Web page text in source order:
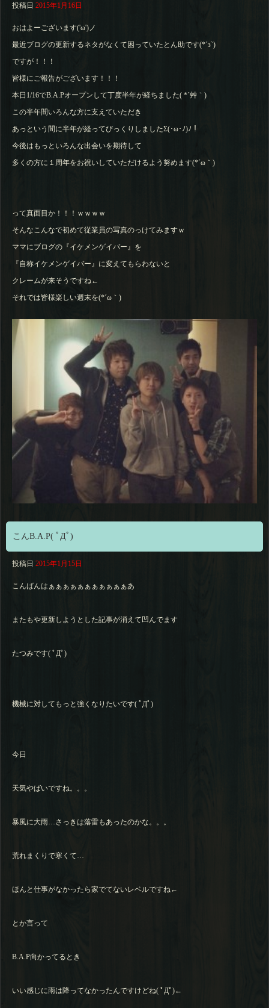
投稿日 2015年1月16日
おはよーございます('ω')ノ
最近ブログの更新するネタがなくて困っていたとん助です(*´з`)
ですが！！！
皆様にご報告がございます！！！
本日1/16でB.A.Pオープンして丁度半年が経ちました( *´艸｀)
この半年間いろんな方に支えていただき
あっという間に半年が経ってびっくりしましたΣ(･ω･ﾉ)ﾉ！
今後はもっといろんな出会いを期待して
多くの方に１周年をお祝いしていただけるよう努めます(*´ω｀)
って真面目か！！！ｗｗｗｗ
そんなこんなで初めて従業員の写真のっけてみますｗ
ママにブログの『イケメンゲイバー』を
『自称イケメンゲイバー』に変えてもらわないと
クレームが来そうですね←
それでは皆様楽しい週末を(*´ω｀)
こんB.A.P( ﾟДﾟ)
投稿日 2015年1月15日
こんばんはぁぁぁぁぁぁぁぁぁぁぁあ
またもや更新しようとした記事が消えて凹んでます
たつみです( ﾟДﾟ)
機械に対してもっと強くなりたいです( ﾟДﾟ)
今日
天気やばいですね。。。
暴風に大雨…さっきは落雷もあったのかな。。。
荒れまくりで寒くて…
ほんと仕事がなかったら家でてないレベルですね←
とか言って
B.A.P向かってるとき
いい感じに雨は降ってなかったんですけどね( ﾟДﾟ)←